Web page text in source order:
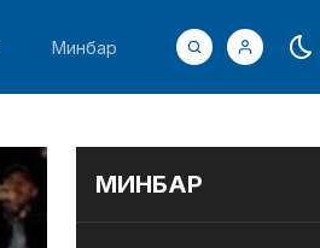
Минбар
МИНБАР